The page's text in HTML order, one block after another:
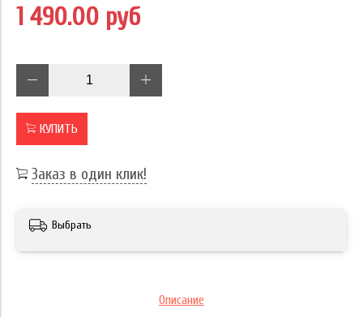
1 490.00 руб
КУПИТЬ
Заказ в один клик!
Выбрать
Описание